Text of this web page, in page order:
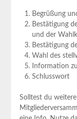
Begrüßung
Bestätigung
und der
Bestätigung
Wahl des
Information
Schlusswort
Solltest du